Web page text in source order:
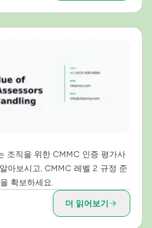
조직을 위한 CMMC 인증 평가사
아보시고, CMMC 레벨 2 규정 준
확보하세요.
더 읽어보기